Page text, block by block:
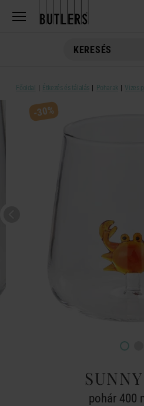
Főoldal Étkezés és tálalás Poharak Vizes
-30%
pohár 400